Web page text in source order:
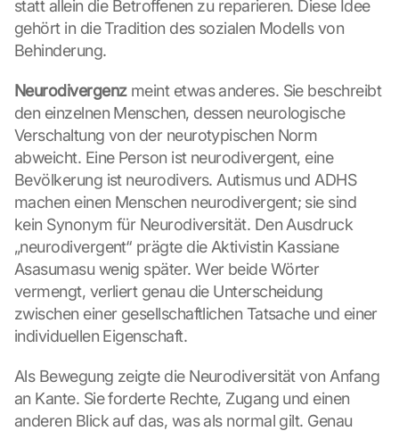
statt allein die Betroffenen zu reparieren. Diese Idee
gehört in die Tradition des sozialen Modells von
Behinderung.
Neurodivergenz meint etwas anderes. Sie beschreibt
den einzelnen Menschen, dessen neurologische
Verschaltung von der neurotypischen Norm
abweicht. Eine Person ist neurodivergent, eine
Bevölkerung ist neurodivers. Autismus und ADHS
machen einen Menschen neurodivergent; sie sind
kein Synonym für Neurodiversität. Den Ausdruck
„neurodivergent“ prägte die Aktivistin Kassiane
Asasumasu wenig später. Wer beide Wörter
vermengt, verliert genau die Unterscheidung
zwischen einer gesellschaftlichen Tatsache und einer
individuellen Eigenschaft.
Als Bewegung zeigte die Neurodiversität von Anfang
an Kante. Sie forderte Rechte, Zugang und einen
anderen Blick auf das, was als normal gilt. Genau